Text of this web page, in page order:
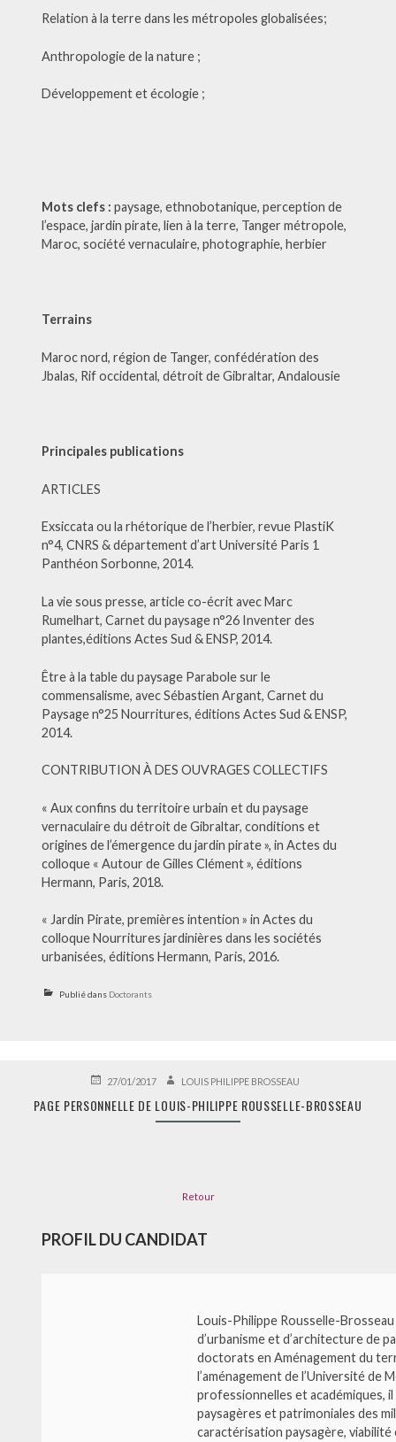
Relation à la terre dans les métropoles globalisées;
Anthropologie de la nature ;
Développement et écologie ;
Mots clefs : paysage, ethnobotanique, perception de
l’espace, jardin pirate, lien à la terre, Tanger métropole,
Maroc, société vernaculaire, photographie, herbier
Terrains
Maroc nord, région de Tanger, confédération des
Jbalas, Rif occidental, détroit de Gibraltar, Andalousie
Principales publications
ARTICLES
Exsiccata ou la rhétorique de l’herbier, revue PlastiK
n°4, CNRS & département d’art Université Paris 1
Panthéon Sorbonne, 2014.
La vie sous presse, article co-écrit avec Marc
Rumelhart, Carnet du paysage n°26 Inventer des
plantes,éditions Actes Sud & ENSP, 2014.
Être à la table du paysage Parabole sur le
commensalisme, avec Sébastien Argant, Carnet du
Paysage n°25 Nourritures, éditions Actes Sud & ENSP,
2014.
CONTRIBUTION À DES OUVRAGES COLLECTIFS
« Aux confins du territoire urbain et du paysage
vernaculaire du détroit de Gibraltar, conditions et
origines de l’émergence du jardin pirate », in Actes du
colloque « Autour de Gilles Clément », éditions
Hermann, Paris, 2018.
« Jardin Pirate, premières intention » in Actes du
colloque Nourritures jardinières dans les sociétés
urbanisées, éditions Hermann, Paris, 2016.
Publié dans Doctorants
PUBLIÉ27/01/2017 AUTEURLOUIS PHILIPPE BROSSEAU
PAGE PERSONNELLE DE LOUIS-PHILIPPE ROUSSELLE-BROSSEAU
Retour
PROFIL DU CANDIDAT
Louis-Philippe Rousselle-
d’urbanisme et d’architecture de
doctorats en Aménagement du
l’aménagement de l’Université de
professionnelles et académiques,
paysagères et patrimoniales des
caractérisation paysagère,